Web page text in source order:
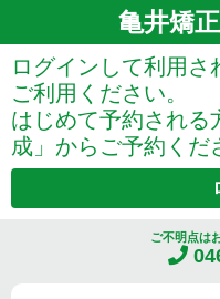
亀井矯
ご不明点は
ログインして利用さ
ご利用ください。
はじめて予約される
成」からご予約くだ